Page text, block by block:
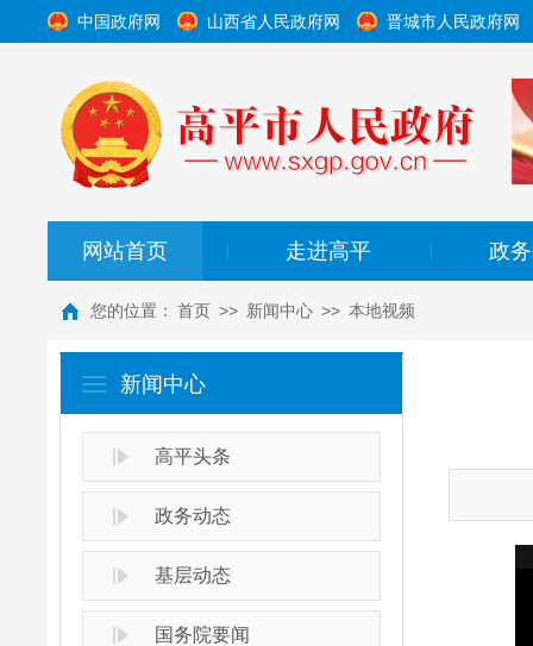
中国政府网 山西省人民政府网 晋城市人民政府网
网站首页 走进高平 政
您的位置： 首页 >> 新闻中心 >> 本地视频
新闻中心
高平头条
政务动态
基层动态
国务院要闻